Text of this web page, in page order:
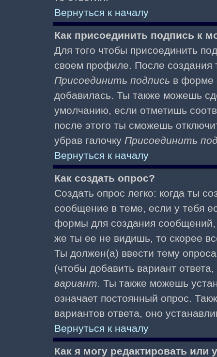
Вернуться к началу
Как присоединить подпись к
Для того чтобы присоединить
своем профиле. После создания
Присоединить подпись в форме
добавилась. Ты также можешь
умолчанию, если отметишь
после этого ты сможешь
убрав галочку Присоединить
Вернуться к началу
Как создать опрос?
Создать опрос легко: когда ты
сообщение в теме, если у тебя
формы для создания
же ты ее не видишь, то скорее
Ты должен(а) ввести тему
(чтобы добавить вариант
вариант. Ты также можешь
означает постоянный опрос.
вариантов ответа, оно
Вернуться к началу
Как я могу редактировать или